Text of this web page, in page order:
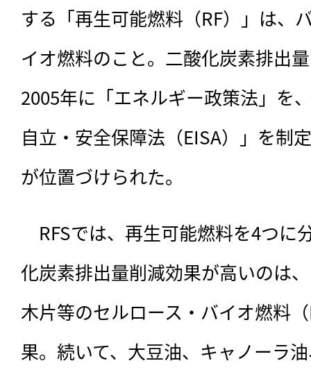
する「再生可能燃料（RF）」は、
イオ燃料のこと。二酸化炭素排出
2005年に「エネルギー政策法」を
自立・安全保障法（EISA）」を制
が位置づけられた。
RFSでは、再生可能燃料を4つに
化炭素排出量削減効果が高いのは
木片等のセルロース・バイオ燃料
果。続いて、大豆油、キャノーラ